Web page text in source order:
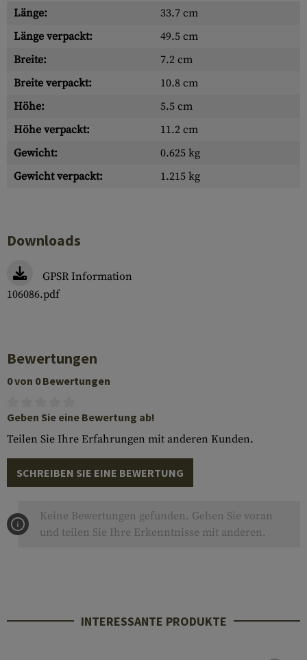
Länge:
33.7 cm
Länge verpackt:
49.5 cm
Breite:
7.2 cm
Breite verpackt:
10.8 cm
Höhe:
5.5 cm
Höhe verpackt:
11.2 cm
Gewicht:
0.625 kg
Gewicht verpackt:
1.215 kg
Downloads
GPSR Information
106086.pdf
Bewertungen
0 von 0 Bewertungen
Geben Sie eine Bewertung ab!
Teilen Sie Ihre Erfahrungen mit anderen Kunden.
SCHREIBEN SIE EINE BEWERTUNG
Keine Bewertungen gefunden. Gehen Sie voran
und teilen Sie Ihre Erkenntnisse mit anderen.
INTERESSANTE PRODUKTE